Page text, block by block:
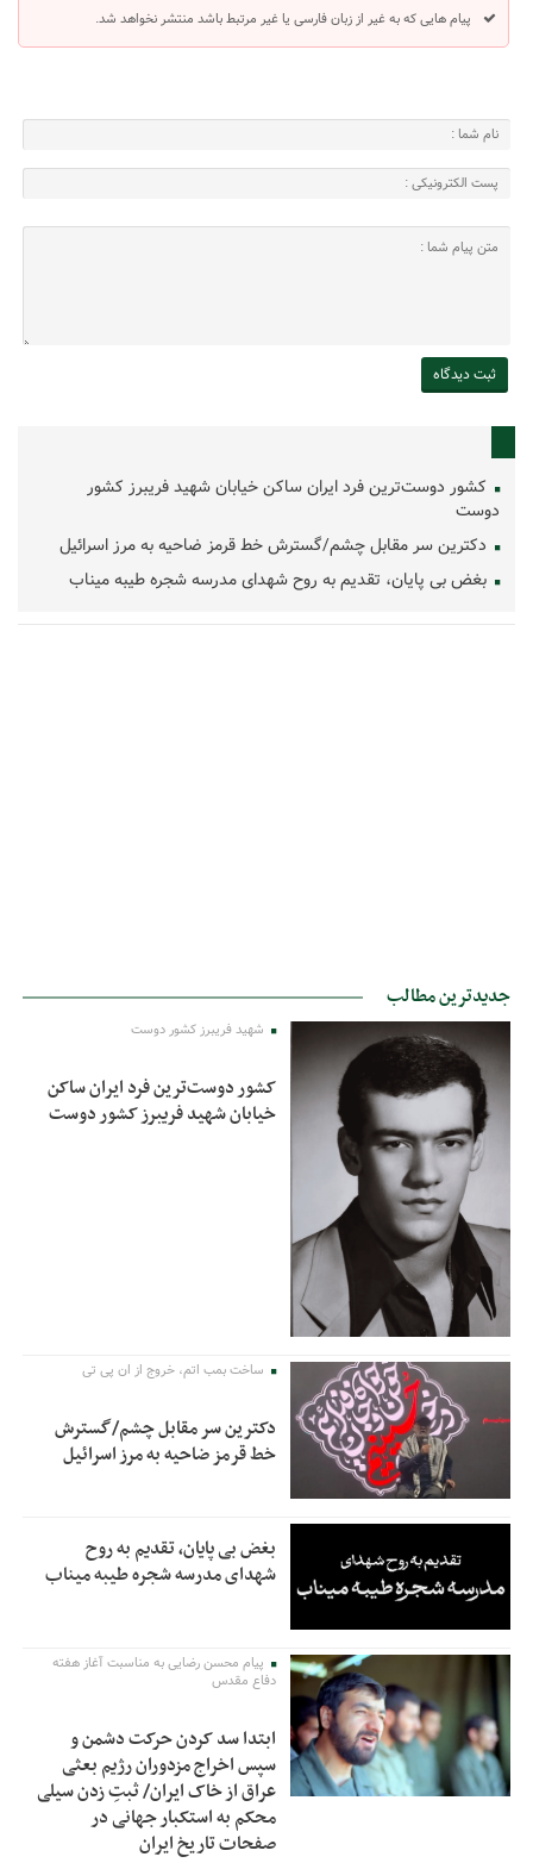
پیام هایی که به غیر از زبان فارسی یا غیر مرتبط باشد منتشر نخواهد شد.
کشور دوست‌ترین فرد ایران ساکن خیابان شهید فریبرز کشور
دوست
دکترین سر مقابل چشم/گسترش خط قرمز ضاحیه به مرز اسرائیل
بغض بی پایان، تقدیم به روح شهدای مدرسه شجره طیبه میناب
جدیدترین مطالب
شهید فریبرز کشور دوست
کشور دوست‌ترین فرد ایران ساکن
خیابان شهید فریبرز کشور دوست
ساخت بمب اتم، خروج از ان پی تی
دکترین سر مقابل چشم/گسترش
خط قرمز ضاحیه به مرز اسرائیل
بغض بی پایان، تقدیم به روح
شهدای مدرسه شجره طیبه میناب
پیام محسن رضایی به مناسبت آغاز هفته
دفاع مقدس
ابتدا سد کردن حرکت دشمن و
سپس اخراج مزدوران رژیم بعثی
عراق از خاک ایران/ ثبتِ زدن سیلی
محکم به استکبار جهانی در
صفحات تاریخ ایران